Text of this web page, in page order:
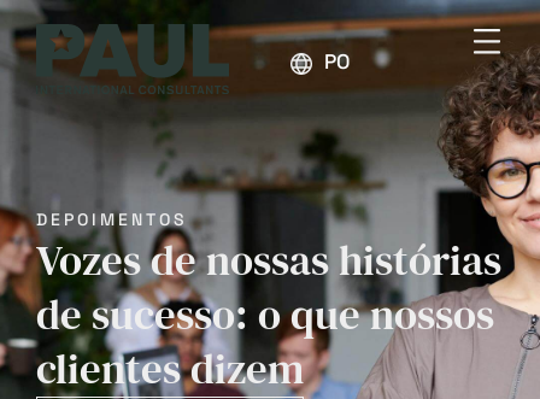
PORTUGUÊS
DEPOIMENTOS
Vozes de nossas histórias
de sucesso: o que nossos
clientes dizem